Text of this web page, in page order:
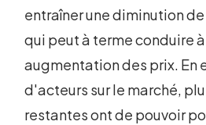
entraîner une diminution
qui peut à terme conduire
augmentation des prix. En
d'acteurs sur le marché,
restantes ont de pouvoir